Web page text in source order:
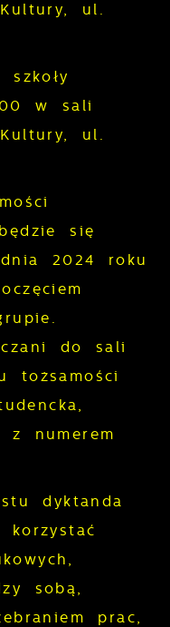
ul.
w sali
ul.
się
2024 roku
do sali
tożsamości
numerem
dyktanda
sobą,
prac,